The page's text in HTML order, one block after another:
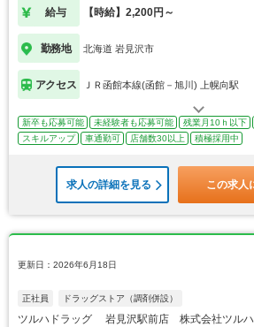
給与 【時給】2,200円～
勤務地 北海道 岩見沢市
アクセス ＪＲ函館本線(函館－旭川) 上幌向駅
新卒も応募可能 未経験者も応募可能 残業月10ｈ以下
スキルアップ
車通勤可 店舗数30以上 積極採用中
求人の詳細を見る この求人
更新日：2026年6月18日
正社員 ドラッグストア（調剤併設）
ツルハドラッグ 岩見沢駅前店 株式会社ツルハ